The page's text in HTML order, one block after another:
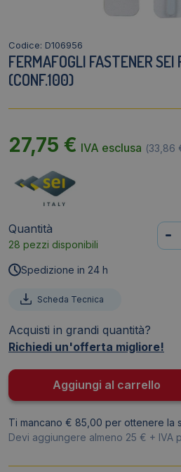
Codice: D106956
FERMAFOGLI FASTENER
(CONF.100)
27,75 € IVA esclusa (33,86
Quantità
28 pezzi disponibili -
Spedizione in 24 h
Scheda Tecnica
Acquisti in grandi quantità?
Richiedi un'offerta migliore!
Aggiungi al carrello
Ti mancano € 85,00 per ottenere la
Devi aggiungere almeno 25 € + IVA